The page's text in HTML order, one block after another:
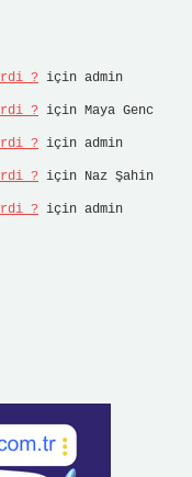
? için admin
? için Maya Genc
? için admin
? için Naz Şahin
? için admin